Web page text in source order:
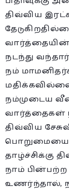
திவ்விய
நடந்து
நம்
நம்முடைய
வார்த்தைகள்
திவ்விய
தாழ்ச்சிக்கு
நாம்
உணர்ந்தால்,